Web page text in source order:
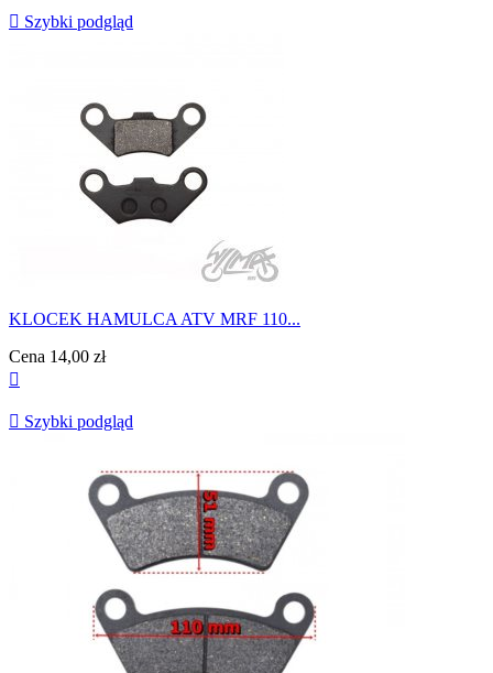
 Szybki podgląd
KLOCEK HAMULCA ATV MRF 110...
Cena 14,00 zł

 Szybki podgląd